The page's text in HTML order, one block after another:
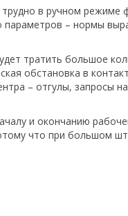
трудно в ручном режиме
параметров – нормы
тратить большое
обстановка в
– отгулы, запросы
и окончанию
что при большом